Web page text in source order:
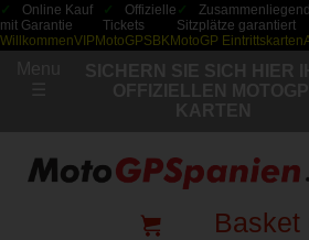
Online Kauf
mit Garantie
Offizielle
Tickets
Sitzplätze garantiert
WillkommenVIP MotoGPSBKMotoGP Eintrittskarten
Basket